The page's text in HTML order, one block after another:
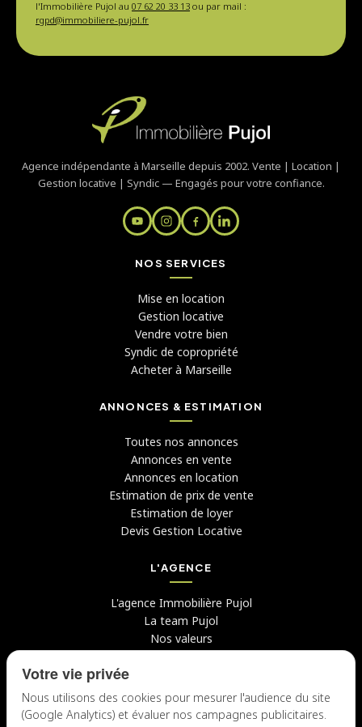
l'Immobilière Pujol au 07 62 20 33 13 ou par mail :
rgpd@immobiliere-pujol.fr
Agence indépendante à Marseille depuis 2002. Vente | Location |
Gestion locative | Syndic — Engagés pour votre confiance.
NOS SERVICES
Mise en location
Gestion locative
Vendre votre bien
Syndic de copropriété
Acheter à Marseille
ANNONCES & ESTIMATION
Toutes nos annonces
Annonces en vente
Annonces en location
Estimation de prix de vente
Estimation de loyer
Devis Gestion Locative
L'AGENCE
L'agence Immobilière Pujol
La team Pujol
Nos valeurs
Avis clients
Candidater chez nous
Votre vie privée
Nous utilisons des cookies pour mesurer l'audience du site
(Google Analytics) et évaluer nos campagnes publicitaires.